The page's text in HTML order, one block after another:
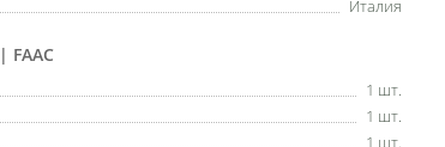
Италия
1 шт.
1 шт.
1 шт.